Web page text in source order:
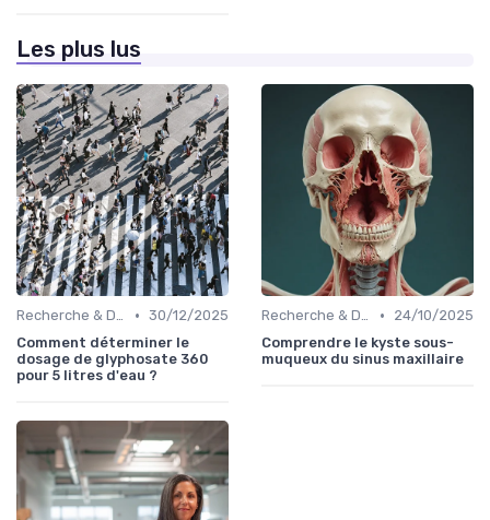
Les plus lus
Recherche & Développement • 30/12/2025
Comment déterminer le
dosage de glyphosate 360
pour 5 litres d'eau ?
Recherche & Développement •
24/10/2025
Comprendre le kyste sous-
muqueux du sinus maxillaire